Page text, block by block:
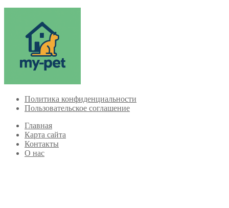
Политика конфиденциальности
Пользовательское соглашение
Главная
Карта сайта
Контакты
О нас